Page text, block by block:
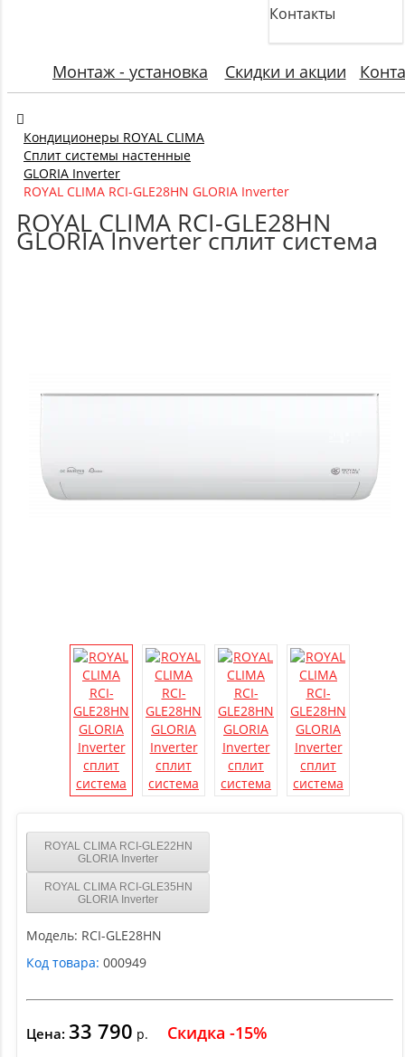
Контакты
Монтаж - установка Скидки и акции
Кондиционеры ROYAL CLIMA
Сплит системы настенные
GLORIA Inverter
ROYAL CLIMA RCI-GLE28HN GLORIA Inverter
ROYAL CLIMA RCI-GLE28HN
GLORIA Inverter сплит система
ROYAL CLIMA RCI-GLE22HN
GLORIA Inverter
ROYAL CLIMA RCI-GLE35HN
GLORIA Inverter
Модель: RCI-GLE28HN
Код товара: 000949
Цена: 33 790 р. Скидка -15%